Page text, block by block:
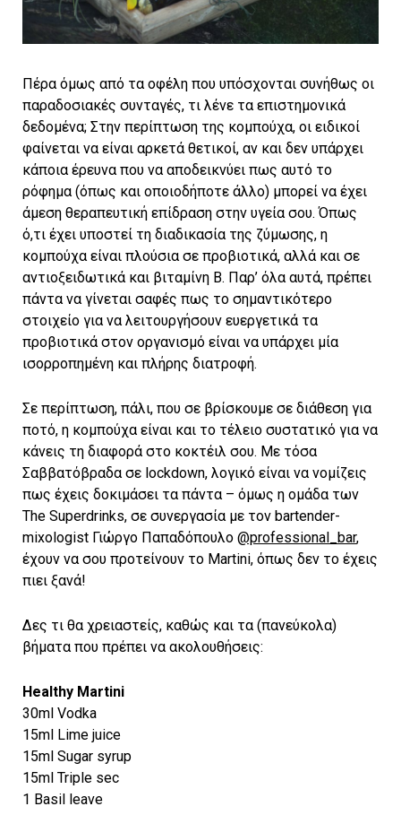
Πέρα όμως από τα οφέλη που υπόσχονται συνήθως οι
παραδοσιακές συνταγές, τι λένε τα επιστημονικά
δεδομένα; Στην περίπτωση της κομπούχα, οι ειδικοί
φαίνεται να είναι αρκετά θετικοί, αν και δεν υπάρχει
κάποια έρευνα που να αποδεικνύει πως αυτό το
ρόφημα (όπως και οποιοδήποτε άλλο) μπορεί να έχει
άμεση θεραπευτική επίδραση στην υγεία σου. Όπως
ό,τι έχει υποστεί τη διαδικασία της ζύμωσης, η
κομπούχα είναι πλούσια σε προβιοτικά, αλλά και σε
αντιοξειδωτικά και βιταμίνη B. Παρ’ όλα αυτά, πρέπει
πάντα να γίνεται σαφές πως το σημαντικότερο
στοιχείο για να λειτουργήσουν ευεργετικά τα
προβιοτικά στον οργανισμό είναι να υπάρχει μία
ισορροπημένη και πλήρης διατροφή.
Σε περίπτωση, πάλι, που σε βρίσκουμε σε διάθεση για
ποτό, η κομπούχα είναι και το τέλειο συστατικό για να
κάνεις τη διαφορά στο κοκτέιλ σου. Με τόσα
Σαββατόβραδα σε lockdown, λογικό είναι να νομίζεις
πως έχεις δοκιμάσει τα πάντα – όμως η ομάδα των
The Superdrinks, σε συνεργασία με τον bartender-
mixologist Γιώργο Παπαδόπουλο @professional_bar,
έχουν να σου προτείνουν το Martini, όπως δεν το έχεις
πιει ξανά!
Δες τι θα χρειαστείς, καθώς και τα (πανεύκολα)
βήματα που πρέπει να ακολουθήσεις:
Healthy Martini
30ml Vodka
15ml Lime juice
15ml Sugar syrup
15ml Triple sec
1 Basil leave